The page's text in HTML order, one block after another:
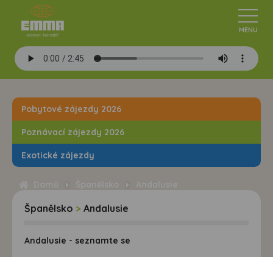
Pobytové zájezdy 2026
Poznávací zájezdy 2026
Exotické zájezdy
Španělsko > Andalusie
Andalusie - seznamte se